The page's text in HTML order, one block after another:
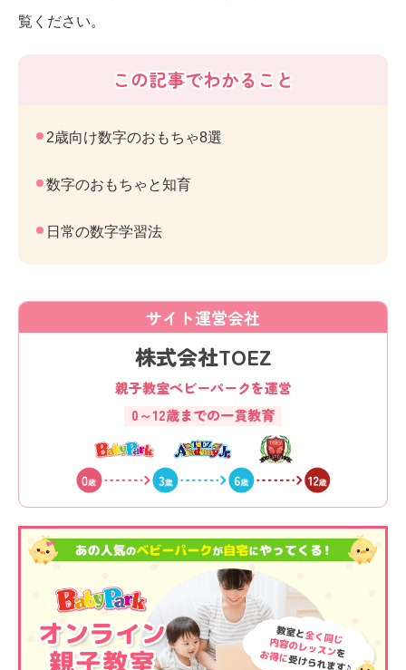
覧ください。
この記事でわかること
2歳向け数字のおもちゃ8選
数字のおもちゃと知育
日常の数字学習法
サイト運営会社
株式会社TOEZ
親子教室ベビーパークを運営
0～12歳までの一貫教育